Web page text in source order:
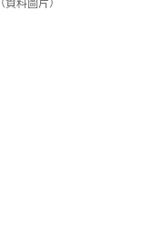
（資料圖片）